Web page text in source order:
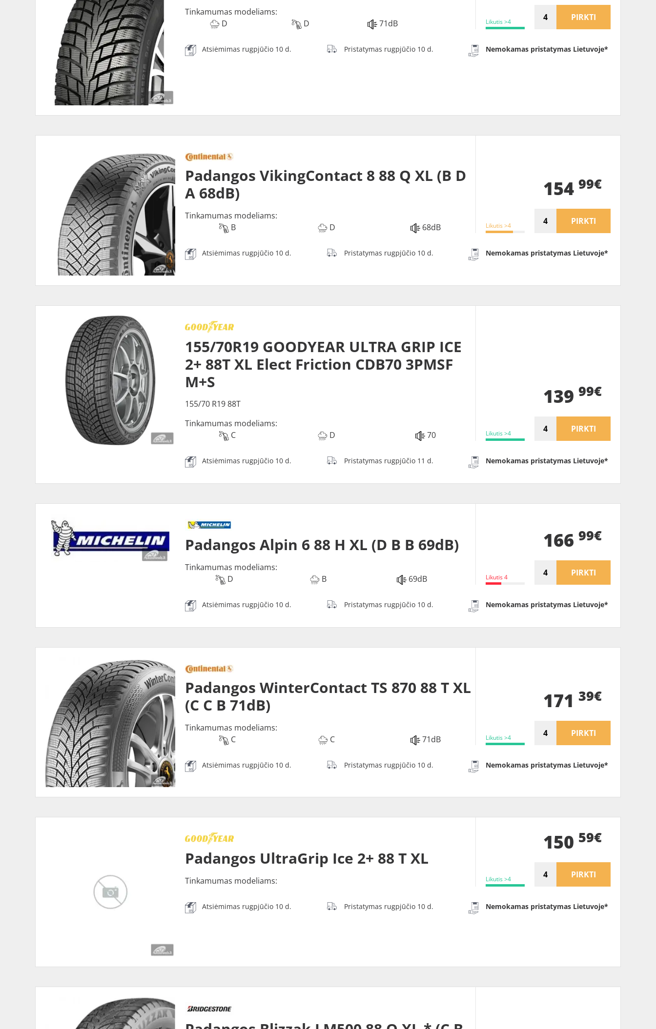
Tinkamumas modeliams:
D
D 71dB Likutis >4 PIRKTI
Atsiėmimas rugpjūčio 10 d. Pristatymas rugpjūčio 10 d. Nemokamas pristatymas Lietuvoje*
Padangos VikingContact 8 88 Q XL (B D
A 68dB)
Tinkamumas modeliams:
B
D 68dB Likutis >4
154 99€
PIRKTI
Atsiėmimas rugpjūčio 10 d. Pristatymas rugpjūčio 10 d. Nemokamas pristatymas Lietuvoje*
155/70R19 GOODYEAR ULTRA GRIP ICE
2+ 88T XL Elect Friction CDB70 3PMSF
M+S
155/70 R19 88T
Tinkamumas modeliams:
C
D 70 Likutis >4
139 99€
PIRKTI
Atsiėmimas rugpjūčio 10 d. Pristatymas rugpjūčio 11 d. Nemokamas pristatymas Lietuvoje*
Padangos Alpin 6 88 H XL (D B B 69dB)
Tinkamumas modeliams:
D
B 69dB Likutis 4
166 99€
PIRKTI
Atsiėmimas rugpjūčio 10 d. Pristatymas rugpjūčio 10 d. Nemokamas pristatymas Lietuvoje*
Padangos WinterContact TS 870 88 T XL
(C C B 71dB)
Tinkamumas modeliams:
C
C 71dB Likutis >4
171 39€
PIRKTI
Atsiėmimas rugpjūčio 10 d. Pristatymas rugpjūčio 10 d. Nemokamas pristatymas Lietuvoje*
Padangos UltraGrip Ice 2+ 88 T XL
Tinkamumas modeliams: Likutis >4
150 59€
PIRKTI
Atsiėmimas rugpjūčio 10 d. Pristatymas rugpjūčio 10 d. Nemokamas pristatymas Lietuvoje*